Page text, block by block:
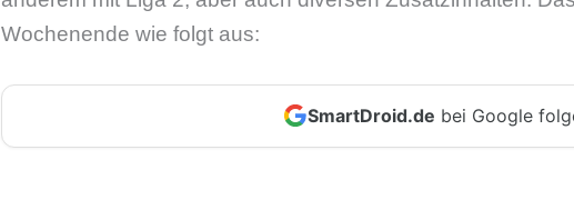
Wochenende wie folgt aus:
SmartDroid.de bei Google